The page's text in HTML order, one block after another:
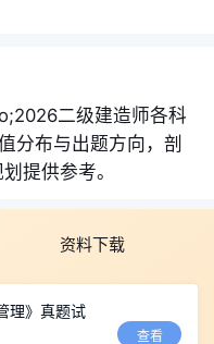
二级建造师各科
分布与出题方向，剖
提供参考。
资料下载
理》真题试
查看